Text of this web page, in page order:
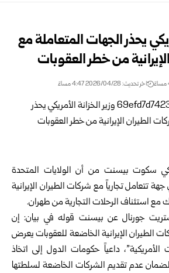
يحذر الجهات المتعاملة مع
من خطر العقوبات
اخر تحديث: 2026/04/28 4:47 مساءً
سكوت بيسنت من أن الولايات المتحدة
تتعامل تجارياً مع شركات الطيران الإيرانية
مع استئناف الرحلات التجارية من طهران.
جورنال عن بيسنت قوله في بيان: إن
الطيران الإيرانية الخاضعة للعقوبات يعرض
داعياً حكومات الدول إلى اتخاذ
لضمان عدم تقديم الشركات الخاضعة لسلطتها